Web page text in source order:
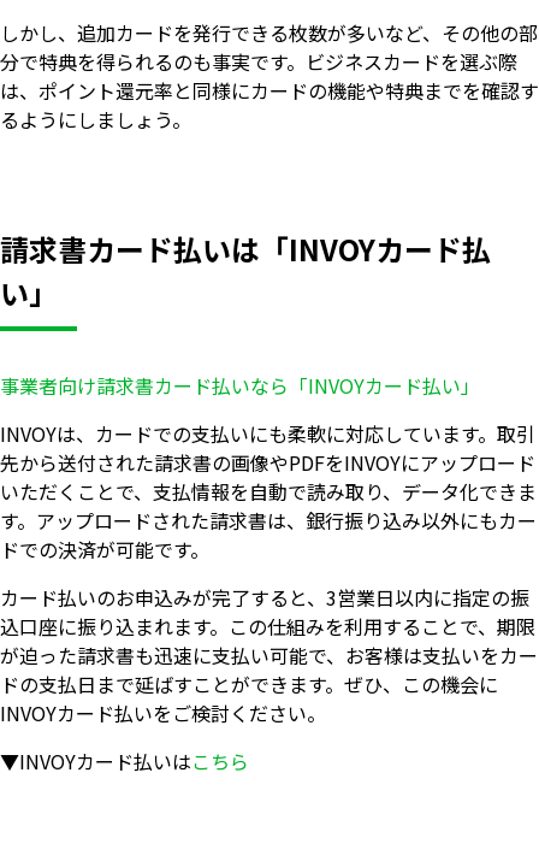
しかし、追加カードを発行できる枚数が多いなど、その他の部
分で特典を得られるのも事実です。ビジネスカードを選ぶ際
は、ポイント還元率と同様にカードの機能や特典までを確認す
るようにしましょう。
請求書カード払いは「INVOYカード払
い」
事業者向け請求書カード払いなら「INVOYカード払い」
INVOYは、カードでの支払いにも柔軟に対応しています。取引
先から送付された請求書の画像やPDFをINVOYにアップロード
いただくことで、支払情報を自動で読み取り、データ化できま
す。アップロードされた請求書は、銀行振り込み以外にもカー
ドでの決済が可能です。
カード払いのお申込みが完了すると、3営業日以内に指定の振
込口座に振り込まれます。この仕組みを利用することで、期限
が迫った請求書も迅速に支払い可能で、お客様は支払いをカー
ドの支払日まで延ばすことができます。ぜひ、この機会に
INVOYカード払いをご検討ください。
▼INVOYカード払いはこちら